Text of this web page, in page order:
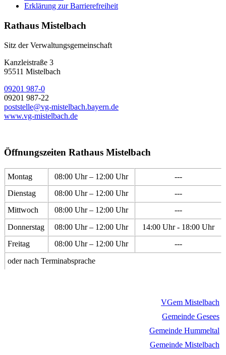
Erklärung zur Barrierefreiheit
Rathaus Mistelbach
Sitz der Verwaltungsgemeinschaft
Kanzleistraße 3
95511 Mistelbach
09201 987-0
09201 987-22
poststelle@vg-mistelbach.bayern.de
www.vg-mistelbach.de
Öffnungszeiten Rathaus Mistelbach
Montag 08:00 Uhr – 12:00 Uhr
---
Dienstag
08:00 Uhr – 12:00 Uhr
---
Mittwoch
08:00 Uhr – 12:00 Uhr
---
Donnerstag
08:00 Uhr – 12:00 Uhr
14:00 Uhr - 18:00 Uhr
Freitag
08:00 Uhr – 12:00 Uhr
---
oder nach Terminabsprache
VGem Mistelbach
Gemeinde Gesees
Gemeinde Hummeltal
Gemeinde Mistelbach